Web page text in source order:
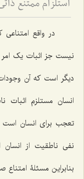
در واقع
نیست جز اثبات یک
دیگر است که آن
انسان مستلزم اثبات
تعجب براى انسان است
نفى ناطقیت از
بنابراین مسئلۀ امتناع